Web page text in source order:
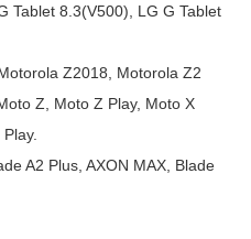
Tablet 8.3(V500), LG G Tablet
Z2018, Motorola Z2
Z, Moto Z Play, Moto X
A2 Plus, AXON MAX, Blade